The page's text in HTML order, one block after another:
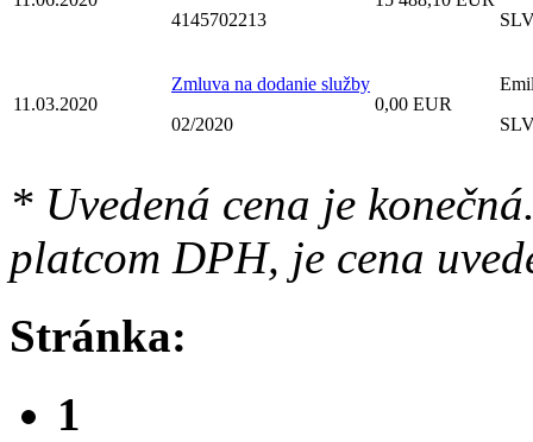
4145702213
11.03.2020
Zmluva na dodanie služby
02/2020
0,00 EUR
* Uvedená cena je
platcom DPH, je cena
Stránka:
1